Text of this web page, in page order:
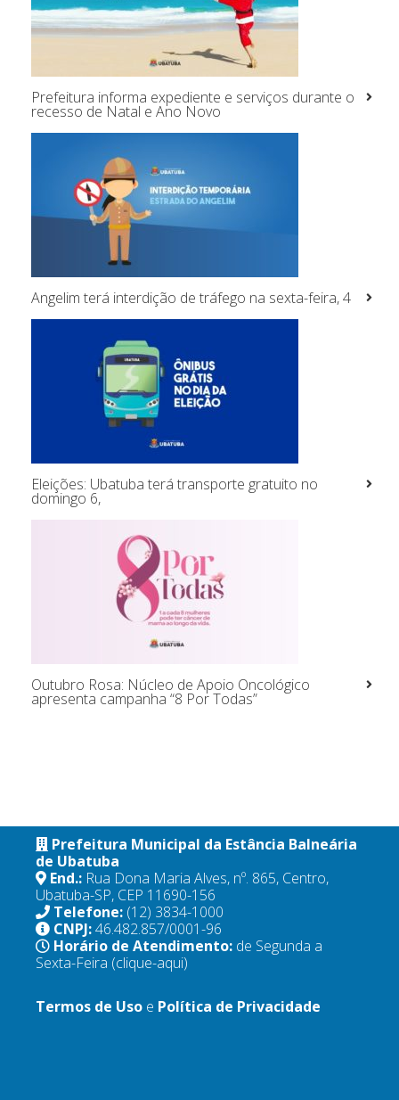
Prefeitura informa expediente e serviços durante o
recesso de Natal e Ano Novo
Angelim terá interdição de tráfego na sexta-feira, 4
Eleições: Ubatuba terá transporte gratuito no
domingo 6,
Outubro Rosa: Núcleo de Apoio Oncológico
apresenta campanha “8 Por Todas”
Prefeitura Municipal da Estância Balneária
de Ubatuba
End.: Rua Dona Maria Alves, nº. 865, Centro,
Ubatuba-SP, CEP 11690-156
Telefone: (12) 3834-1000
CNPJ:46.482.857/0001-96
Horário de Atendimento: de Segunda a
Sexta-Feira (clique-aqui)
Termos de Uso e Política de Privacidade